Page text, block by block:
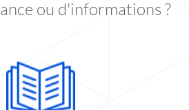
ou d'informations ?